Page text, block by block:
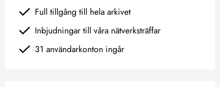
Full tillgång till hela arkivet
Inbjudningar till våra nätverksträffar
31 användarkonton ingår